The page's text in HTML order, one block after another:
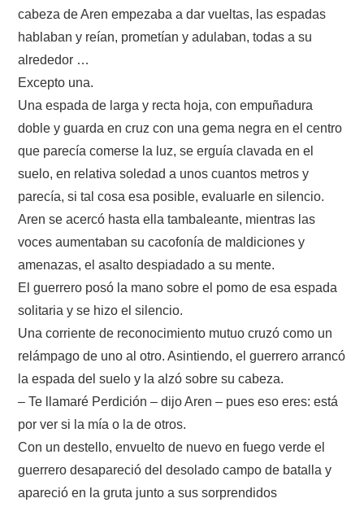
cabeza de Aren empezaba a dar vueltas, las espadas
hablaban y reían, prometían y adulaban, todas a su
alrededor …
Excepto una.
Una espada de larga y recta hoja, con empuñadura
doble y guarda en cruz con una gema negra en el centro
que parecía comerse la luz, se erguía clavada en el
suelo, en relativa soledad a unos cuantos metros y
parecía, si tal cosa esa posible, evaluarle en silencio.
Aren se acercó hasta ella tambaleante, mientras las
voces aumentaban su cacofonía de maldiciones y
amenazas, el asalto despiadado a su mente.
El guerrero posó la mano sobre el pomo de esa espada
solitaria y se hizo el silencio.
Una corriente de reconocimiento mutuo cruzó como un
relámpago de uno al otro. Asintiendo, el guerrero arrancó
la espada del suelo y la alzó sobre su cabeza.
– Te llamaré Perdición – dijo Aren – pues eso eres: está
por ver si la mía o la de otros.
Con un destello, envuelto de nuevo en fuego verde el
guerrero desapareció del desolado campo de batalla y
apareció en la gruta junto a sus sorprendidos